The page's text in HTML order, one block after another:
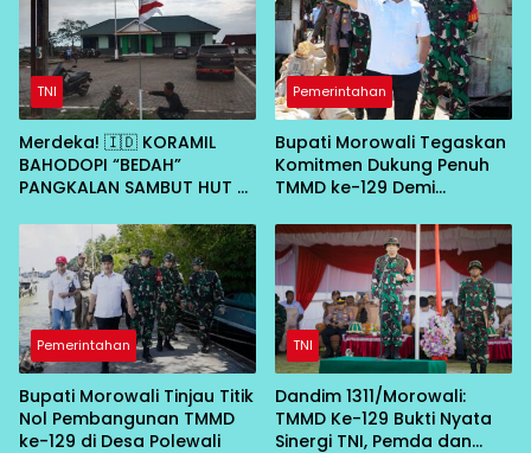
TNI
Merdeka! 🇮🇩 KORAMIL
BAHODOPI “BEDAH”
PANGKALAN SAMBUT HUT RI
Pemerintahan
Bupati Morowali Tegaskan
Komitmen Dukung Penuh
TMMD ke-129 Demi
Desa
Pemerintahan
Bupati Morowali Tinjau Titik
Nol Pembangunan TMMD
ke-129 di Desa Polewali
TNI
Dandim 1311/Morowali:
TMMD Ke-129 Bukti Nyata
Sinergi TNI, Pemda dan